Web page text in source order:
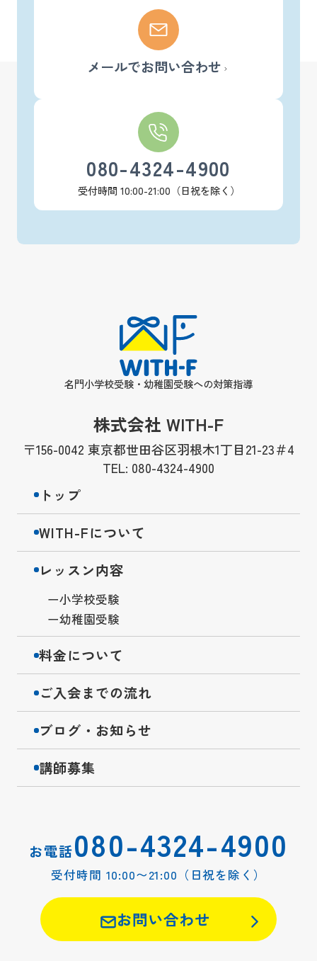
メールでお問い合わせ
080-4324-4900
受付時間 10:00-21:00（日祝を除く）
名門小学校受験・幼稚園受験への対策指導
株式会社 WITH-F
〒156-0042 東京都世田谷区羽根木1丁目21-23＃4
TEL: 080-4324-4900
トップ
WITH-Fについて
レッスン内容
小学校受験
幼稚園受験
料金について
ご入会までの流れ
ブログ・お知らせ
講師募集
お電話080-4324-4900
受付時間 10:00〜21:00（日祝を除く）
お問い合わせ